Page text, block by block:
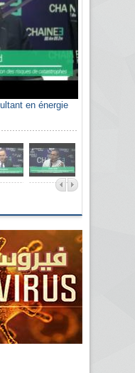
en énergie